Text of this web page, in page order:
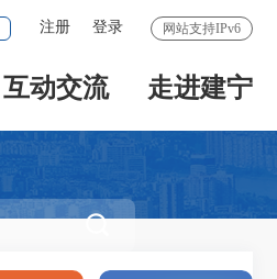
网站支持IPv6
注册 登录
互动交流 走进建宁
